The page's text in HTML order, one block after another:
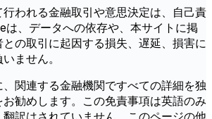
われる金融取引や意思決定は、自己責
は、データへの依存や、本サイトに掲
の取引に起因する損失、遅延、損害に
ません。
関連する金融機関ですべての詳細を独
勧めします。この免責事項は英語のみ